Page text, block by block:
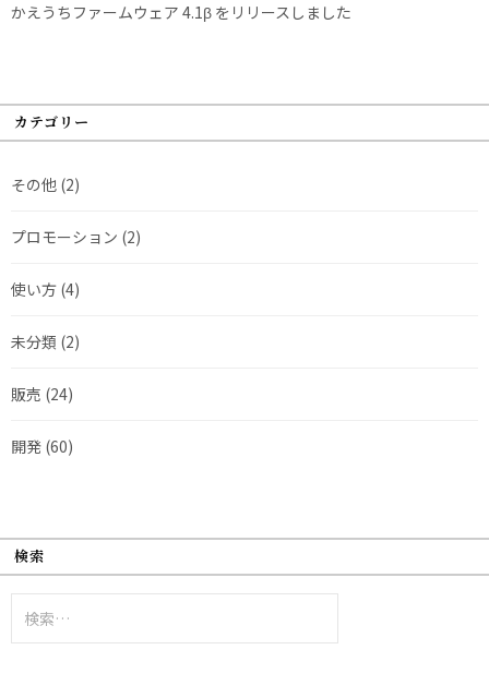
かえうちファームウェア 4.1β をリリースしました
カテゴリー
その他 (2)
プロモーション (2)
使い方 (4)
未分類 (2)
販売 (24)
開発 (60)
検索
索: